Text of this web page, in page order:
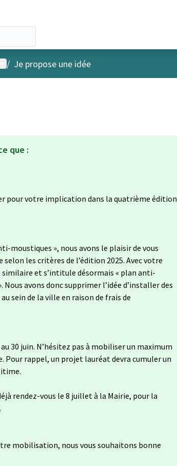
utilisateur
/ Je propose une idée
que :
pour votre implication dans la quatrième édition
moustiques », nous avons le plaisir de vous
les critères de l’édition 2025. Avec votre
et s’intitule désormais « plan anti-
Nous avons donc supprimer l’idée d’installer des
sein de la ville en raison de frais de
30 juin. N’hésitez pas à mobiliser un maximum
Pour rappel, un projet lauréat devra cumuler un
rendez-vous le 8 juillet à la Mairie, pour la
mobilisation, nous vous souhaitons bonne